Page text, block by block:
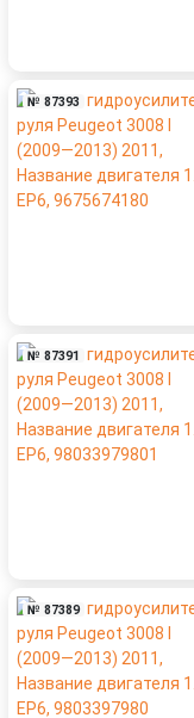
№ 87393
№ 87391
№ 87389